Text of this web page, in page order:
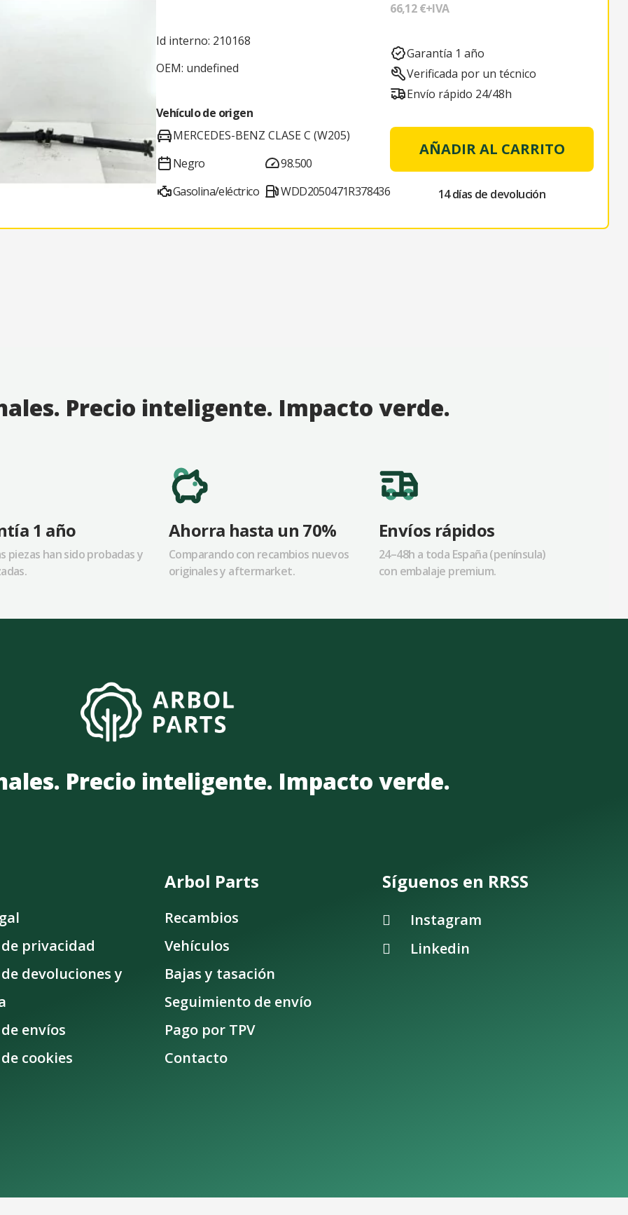
Id interno: 210168
OEM: undefined
Vehículo de origen
MERCEDES-BENZ CLASE C (W205)
Negro
Gasolina/eléctrico
98.500
WDD2050471R378436
66,12 €+IVA
Garantía 1 año
Verificada por un técnico
Envío rápido 24/48h
AÑADIR AL CARRITO
14 días de devolución
Precio inteligente. Impacto verde.
1 año
piezas han sido probadas y
Ahorra hasta un 70%
Comparando con recambios nuevos
originales y aftermarket.
Envíos rápidos
24–48h a toda España (península)
con embalaje premium.
Precio inteligente. Impacto verde.
privacidad
devoluciones y
envíos
cookies
Arbol Parts
Recambios
Vehículos
Bajas y tasación
Seguimiento de envío
Pago por TPV
Contacto
Síguenos en RRSS
Instagram
Linkedin